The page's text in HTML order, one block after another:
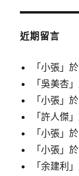
近期留言
「小張 」
「吳美杏
「小張 」
「許人傑
「小張 」
「小張 」
「余建利